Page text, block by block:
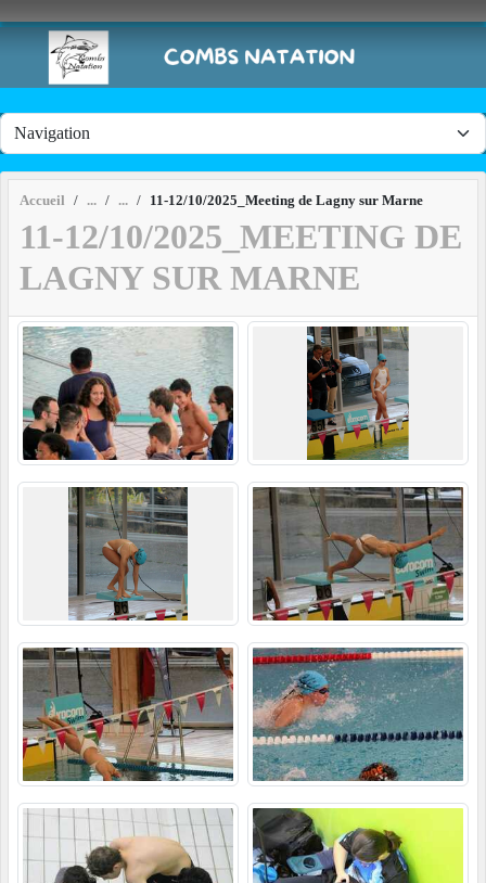
Accueil 11-12/10/2025_Meeting de Lagny sur Marne
11-12/10/2025_MEETING DE
LAGNY SUR MARNE